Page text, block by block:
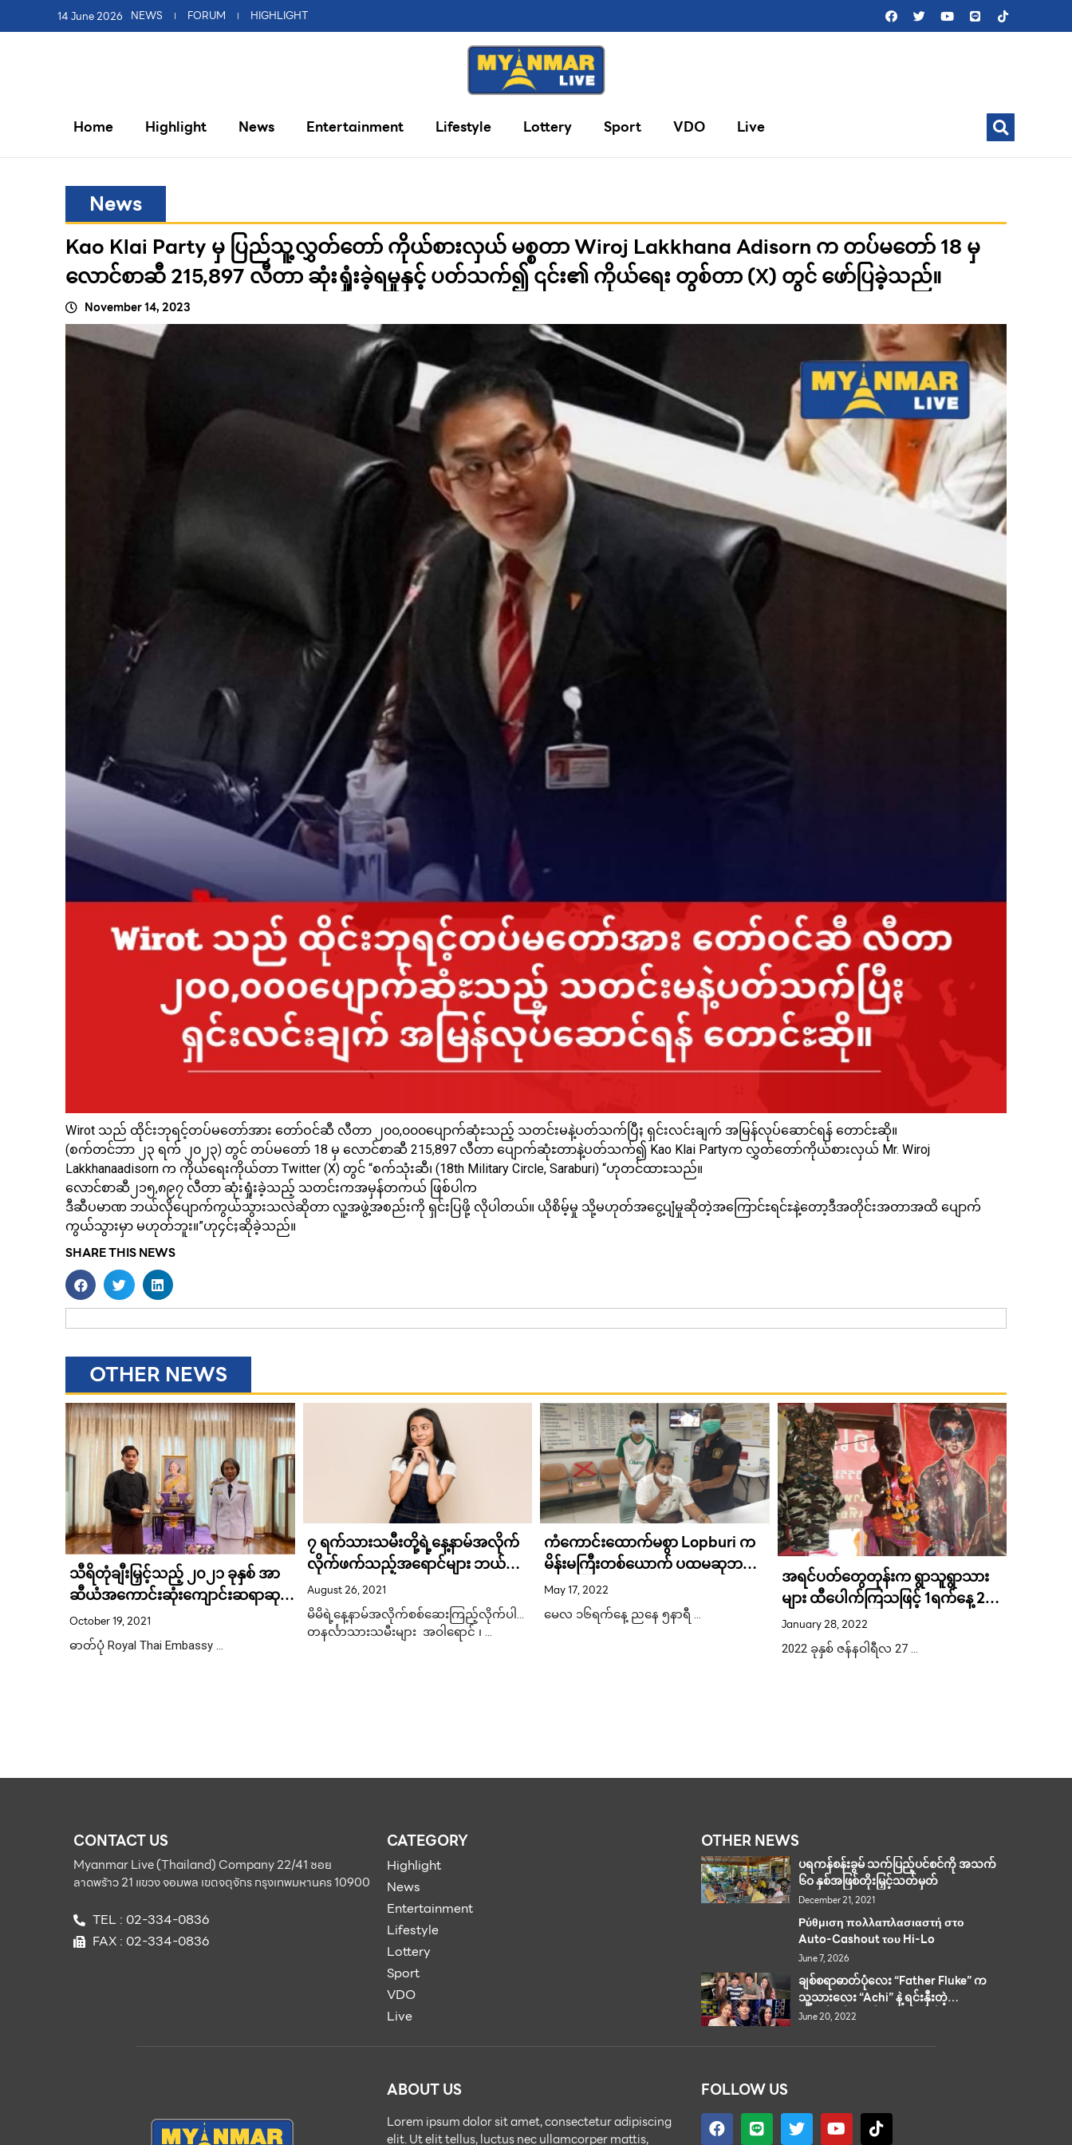
14 June 2026 NEWS FORUM HIGHLIGHT
Home Highlight News Entertainment Lifestyle Lottery Sport VDO Live
News
Kao Klai Party မှ ပြည်သူ့လွှတ်တော် ကိုယ်စားလှယ် မစ္စတာ Wiroj Lakkhana Adisorn က တပ်မတော် 18 မှ
လောင်စာဆီ 215,897 လီတာ ဆုံးရှုံးခဲ့ရမှုနှင့် ပတ်သက်၍ ၎င်း၏ ကိုယ်ရေး တွစ်တာ (X) တွင် ဖော်ပြခဲ့သည်။
November 14, 2023
Wirot သည် ထိုင်းဘုရင့်တပ်မတော်အား တော်ဝင်ဆီ လီတာ ၂၀၀,၀၀၀ပျောက်ဆုံႊသည့် သတင်းမနဲ့ပတ်သက်ပြီႏ ရှင်းလင်းချက် အမြန်လုပ်ဆောင်ရန် တောင်ႊဆို။
(စက်တင်ဘာ ၂၃ ရက် ၂၀၂၃) တွင် တပ်မတော် 18 မှ လောင်စာဆီ 215,897 လီတာ ပျောက်ဆုံႊတာနဲ့ပတ်သက်၍ Kao Klai Partyက လွှတ်တော်ကိုယ်စားလှယ် Mr. Wiroj
Lakkhanaadisorn က ကိုယ်ရေးကိုယ်တာ Twitter (X) တွင် “စက်သုံးဆီ၊ (18th Military Circle, Saraburi) “ဟုတင်ထာႊသည်။
လောင်စာဆီ၂၁၅,၈၉၇ လီတာ ဆုံးရှုံးခဲ့သည့် သတင်းကအမှန်တကယ် ဖြစ်ပါက
ဒီဆီပမာဏ ဘယ်လိုပျောက်ကွယ်သွားသလဲဆိုတာ လူ့အဖွဲ့အစည်းကို ရှင်းပြဖို့ လိုပါတယ်။ ယိုစိမ့်မှု သို့မဟုတ်အငွေ့ပျံမှုဆိုတဲ့အကြောင်ႊရင်ႊနဲ့တော့ဒီအတိုင်းအတာအထိ ပျောက်
ကွယ်သွားမှာ မဟုတ်ဘူး။”ဟု၄င်ႈဆိုခဲ့သည်။
SHARE THIS NEWS
OTHER NEWS
သီရိတုံချီးမြှင့်သည့် ၂၀၂၁ ခုနှစ် အာ
ဆီယံအကောင်းဆုံးကျောင်းဆရာဆု
မြန်မာကျောင်းဆရာတစ်ဦးရရှိ
October 19, 2021
ဓာတ်ပုံ Royal Thai Embassy …
၇ ရက်သားသမီးတို့ရဲ့နေ့နာမ်အလိုက်
လိုက်ဖက်သည့်အရောင်များ ဘယ်
အရောင်တွေကဘယ်လိုအကျိုးပေး
သလဲ
August 26, 2021
မိမိရဲ့နေ့နာမ်အလိုက်စစ်ဆေးကြည့်လိုက်ပါ…
တနင်္လာသားသမီးများ အဝါရောင် ၊ …
ကံကောင်းထောက်မစွာ Lopburi က
မိန်းမကြီးတစ်ယောက် ပထမဆုဘတ်
၆သန်းပေါက်ရှိခဲ့ပြီး စျေး
အရောင်းအဝယ်လုပ်ဖို့အရင်းနှီး ရရှိ
May 17, 2022
မေလ ၁၆ရက်နေ့ ညနေ ၅နာရီ …
အရင်ပတ်တွေတုန်းက ရွာသူရွာသား
များ ထီပေါက်ကြသဖြင့် 1ရက်နေ့ 2လ
ပိုင်း ၂၀၂၂အတွက် ကံကောင်းစေမယ့်
ထီဂဏန်းရရှိရန်အတွက် အိုင်ခိုင် ကို
လာရောက်ကန်တော့
January 28, 2022
2022 ခုနှစ် ဇန်နဝါရီလ 27 …
CONTACT US
Myanmar Live (Thailand) Company 22/41 ซอย
ลาดพร้าว 21 แขวง จอมพล เขตจตุจักร กรุงเทพมหานคร 10900
TEL : 02-334-0836
FAX : 02-334-0836
CATEGORY
Highlight
News
Entertainment
Lifestyle
Lottery
Sport
VDO
Live
OTHER NEWS
ပရကန်စန်းခွမ် သက်ပြည့်ပင်စင်ကို အသက်
၆၀ နှစ်အဖြစ်တိုးမြှင့်သတ်မှတ်
December 21, 2021
Ρύθμιση πολλαπλασιαστή στο
Auto-Cashout του Hi-Lo
June 7, 2026
ချစ်စရာဓာတ်ပုံလေး “Father Fluke” က
သူ့သားလေး “Achi” နဲ့ ရင်းနှီးတဲ့
သူငယ်ချင်းနဲ့တင်ထားတဲ့ ဓာတ်ပုံလေး
ဝမ်းနည်းနေကြရပါတယ်။
June 20, 2022
ABOUT US
Lorem ipsum dolor sit amet, consectetur adipiscing
elit. Ut elit tellus, luctus nec ullamcorper mattis,
FOLLOW US